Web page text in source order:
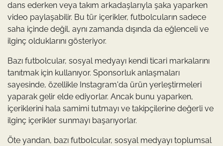
dans ederken veya takım arkadaşlarıyla şaka yaparken
video paylaşabilir. Bu tür içerikler, futbolcuların sadece
saha içinde değil, aynı zamanda dışında da eğlenceli ve
ilginç olduklarını gösteriyor.
Bazı futbolcular, sosyal medyayı kendi ticari markalarını
tanıtmak için kullanıyor. Sponsorluk anlaşmaları
sayesinde, özellikle Instagram'da ürün yerleştirmeleri
yaparak gelir elde ediyorlar. Ancak bunu yaparken,
içeriklerini hala samimi tutmayı ve takipçilerine değerli ve
ilginç içerikler sunmayı başarıyorlar.
Öte yandan, bazı futbolcular, sosyal medyayı toplumsal